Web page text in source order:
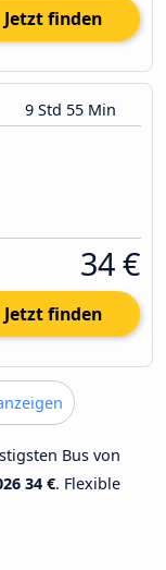
Jetzt finden
9 Std 55 Min
34 €
Jetzt finden
Bus von
34 €. Flexible